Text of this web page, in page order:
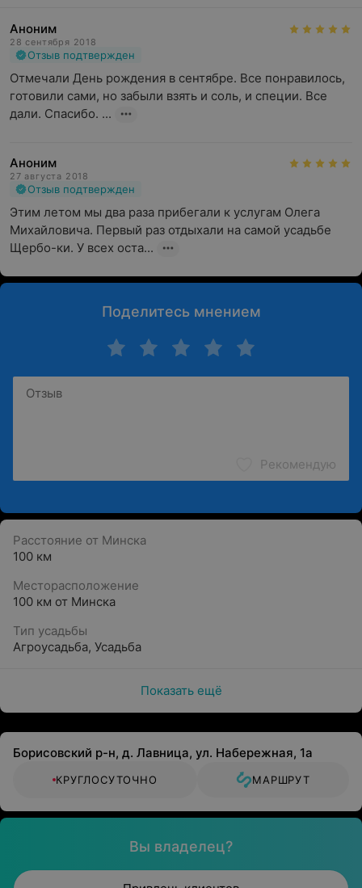
Аноним
28 сентября 2018
Отзыв подтвержден
Отмечали День рождения в сентябре. Все понравилось,
готовили сами, но забыли взять и соль, и специи. Все
дали. Спасибо. ...
Аноним
27 августа 2018
Отзыв подтвержден
Этим летом мы два раза прибегали к услугам Олега
Михайловича. Первый раз отдыхали на самой усадьбе
Щербо-ки. У всех оста...
Поделитесь мнением
Рекомендую
Расстояние от Минска
100 км
Месторасположение
100 км от Минска
Тип усадьбы
Агроусадьба, Усадьба
Показать ещё
Борисовский р-н, д. Лавница, ул. Набережная, 1а
КРУГЛОСУТОЧНО МАРШРУТ
Вы владелец?